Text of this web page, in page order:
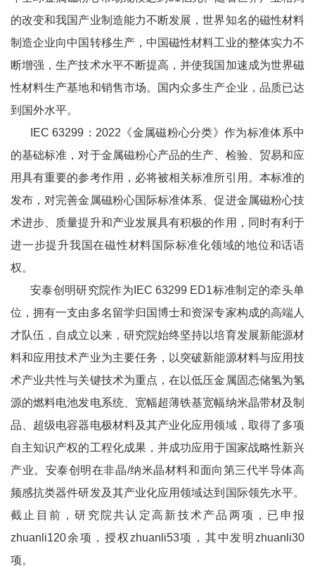
的改变和我国产业制造能力不断发展，世界知名的磁性材料
制造企业向中国转移生产，中国磁性材料工业的整体实力不
断增强，生产技术水平不断提高，并使我国加速成为世界磁
性材料生产基地和销售市场。国内众多生产企业，品质已达
到国外水平。
IEC 63299：2022《金属磁粉心分类》作为标准体系中
的基础标准，对于金属磁粉心产品的生产、检验、贸易和应
用具有重要的参考作用，必将被相关标准所引用。本标准的
发布，对完善金属磁粉心国际标准体系、促进金属磁粉心技
术进步、质量提升和产业发展具有积极的作用，同时有利于
进一步提升我国在磁性材料国际标准化领域的地位和话语
权。
安泰创明研究院作为IEC 63299 ED1标准制定的牵头单
位，拥有一支由多名留学归国博士和资深专家构成的高端人
才队伍，自成立以来，研究院始终坚持以培育发展新能源材
料和应用技术产业为主要任务，以突破新能源材料与应用技
术产业共性与关键技术为重点，在以低压金属固态储氢为氢
源的燃料电池发电系统、宽幅超薄铁基宽幅纳米晶带材及制
品、超级电容器电极材料及其产业化应用领域，取得了多项
自主知识产权的工程化成果，并成功应用于国家战略性新兴
产业。安泰创明在非晶/纳米晶材料和面向第三代半导体高
频感抗类器件研发及其产业化应用领域达到国际领先水平。
截止目前，研究院共认定高新技术产品两项，已申报
zhuanli120余项，授权zhuanli53项，其中发明zhuanli30
项。